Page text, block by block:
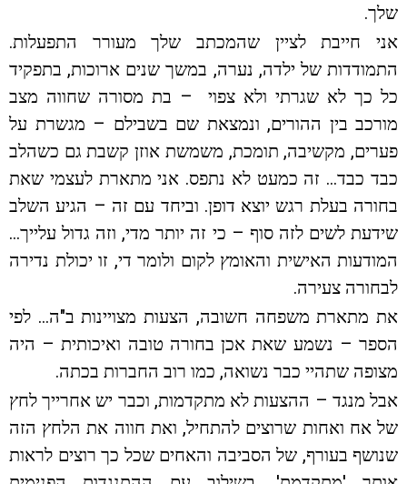
שלך.
אני חייבת לציין שהמכתב שלך מעורר התפעלות.
התמודדות של ילדה, נערה, במשך שנים ארוכות, בתפקיד
כל כך לא שגרתי ולא צפוי – בת מסורה שחווה מצב
מורכב בין ההורים, ונמצאת שם בשבילם – מגשרת על
פערים, מקשיבה, תומכת, משמשת אוזן קשבת גם כשהלב
כבד כבד… זה כמעט לא נתפס. אני מתארת לעצמי שאת
בחורה בעלת רגש יוצא דופן. וביחד עם זה – הגיע השלב
שידעת לשים לזה סוף – כי זה יותר מדי, וזה גדול עלייך…
המודעות האישית והאומץ לקום ולומר די, זו יכולת נדירה
לבחורה צעירה.
את מתארת משפחה חשובה, הצעות מצויינות ב"ה… לפי
הספר – נשמע שאת אכן בחורה טובה ואיכותית – היה
מצופה שתהיי כבר נשואה, כמו רוב החברות בכתה.
אבל מנגד – ההצעות לא מתקדמות, וכבר יש אחרייך לחץ
של אח ואחות שרוצים להתחיל, ואת חווה את הלחץ הזה
שנושף בעורף, של הסביבה והאחים שכל כך רוצים לראות